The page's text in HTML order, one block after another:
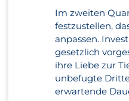
Im zweiten
festzustellen,
anpassen.
gesetzlich
ihre Liebe zur
unbefugte
erwartende